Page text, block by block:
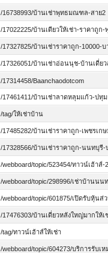
/16738993/บ้านเช่าพุทธมณฑล-สาย2
/17022225/บ้านเดียวให้เช่า-ราคาถู
/17327825/บ้านเช่าราคาถูก-10000-บ
/17326051/บ้านเช่าอ่อนนุช-บ้านเดี่ย
/17314458/Baanchaodotcom
/17461411/บ้านเช่าลาดหลุมแก้ว-ป
/tag/ให้เช่าบ้าน
/17485282/บ้านเช่าราคาถูก-เพชรเ
/17328566/บ้านเช่าราคาถูก-นนทบุรี-
/webboard/topic/523454/ทาวน์เฮ้า
/webboard/topic/298996/เช่าบ้านน
/webboard/topic/601875/เปิดรับหุ้น
/17476303/บ้านเดี่ยวหลังใหญ่มากให้
/tag/ทาวน์เฮ้าส์ให้เช่า
/webboard/topic/604273/บริการรับ